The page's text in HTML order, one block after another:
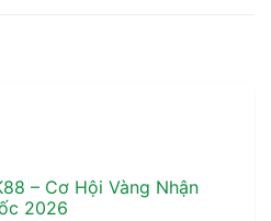
– Cơ Hội Vàng Nhận
2026